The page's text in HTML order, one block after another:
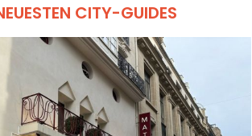
CITY-GUIDES